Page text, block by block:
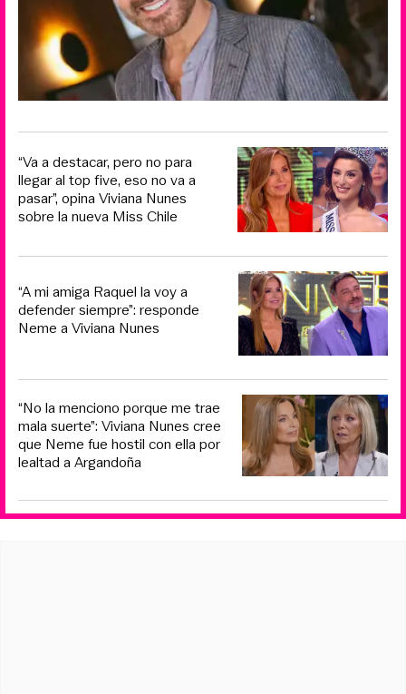
“Va a destacar, pero no para
llegar al top five, eso no va a
pasar”, opina Viviana Nunes
sobre la nueva Miss Chile
“A mi amiga Raquel la voy a
defender siempre”: responde
Neme a Viviana Nunes
“No la menciono porque me trae
mala suerte”: Viviana Nunes cree
que Neme fue hostil con ella por
lealtad a Argandoña